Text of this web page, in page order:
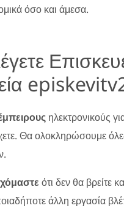
όσο και άμεσα.
ηλεκτρονικούς
Θα ολοκληρώσουμε
ότι δεν θα βρείτε
άλλη εργασία